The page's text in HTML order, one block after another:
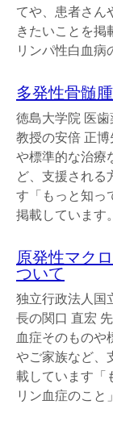
てや、患者さん
きたいことを掲
リンパ性白血病
多発性骨髄
徳島大学院 医
教授の安倍 正
や標準的な治療
ど、支援される
す「もっと知っ
掲載しています。
原発性マク
ついて
独立行政法人国
長の関口 直宏
血症そのものや
やご家族など、
載しています「
リン血症のこと